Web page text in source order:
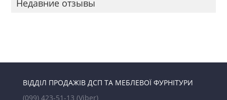
Недавние отзывы
ВІДДІЛ ПРОДАЖІВ ДСП ТА МЕБЛЕВОЇ ФУРНІТУРИ
(099) 423-51-13 (Viber)